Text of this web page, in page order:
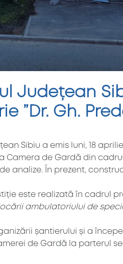
Județean
”Dr. Gh.
Sibiu a emis luni, 18
Camera de Gardă din cadrul
analize. În prezent,
este realizată în cadrul
ambulatoriului de
șantierului și a
de Gardă la parterul